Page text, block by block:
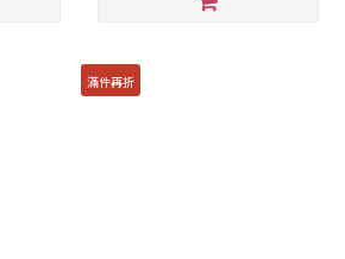
滿件再折